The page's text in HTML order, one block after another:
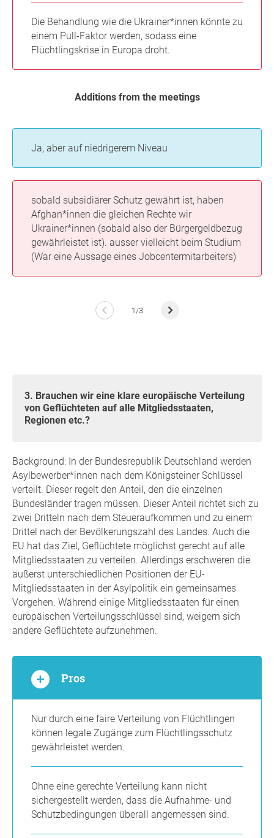
Die Behandlung wie die Ukrainer*innen könnte zu
einem Pull-Faktor werden, sodass eine
Flüchtlingskrise in Europa droht.
Additions from the meetings
Ja, aber auf niedrigerem Niveau
sobald subsidiärer Schutz gewährt ist, haben
Afghan*innen die gleichen Rechte wir
Ukrainer*innen (sobald also der Bürgergeldbezug
gewährleistet ist). ausser vielleicht beim Studium
(War eine Aussage eines Jobcentermitarbeiters)
1/3
3. Brauchen wir eine klare europäische Verteilung
von Geflüchteten auf alle Mitgliedsstaaten,
Regionen etc.?
Background: In der Bundesrepublik Deutschland werden
Asylbewerber*innen nach dem Königsteiner Schlüssel
verteilt. Dieser regelt den Anteil, den die einzelnen
Bundesländer tragen müssen. Dieser Anteil richtet sich zu
zwei Dritteln nach dem Steueraufkommen und zu einem
Drittel nach der Bevölkerungszahl des Landes. Auch die
EU hat das Ziel, Geflüchtete möglichst gerecht auf alle
Mitgliedsstaaten zu verteilen. Allerdings erschweren die
äußerst unterschiedlichen Positionen der EU-
Mitgliedsstaaten in der Asylpolitik ein gemeinsames
Vorgehen. Während einige Mitgliedsstaaten für einen
europäischen Verteilungsschlüssel sind, weigern sich
andere Geflüchtete aufzunehmen.
Pros
Nur durch eine faire Verteilung von Flüchtlingen
können legale Zugänge zum Flüchtlingsschutz
gewährleistet werden.
Ohne eine gerechte Verteilung kann nicht
sichergestellt werden, dass die Aufnahme- und
Schutzbedingungen überall angemessen sind.